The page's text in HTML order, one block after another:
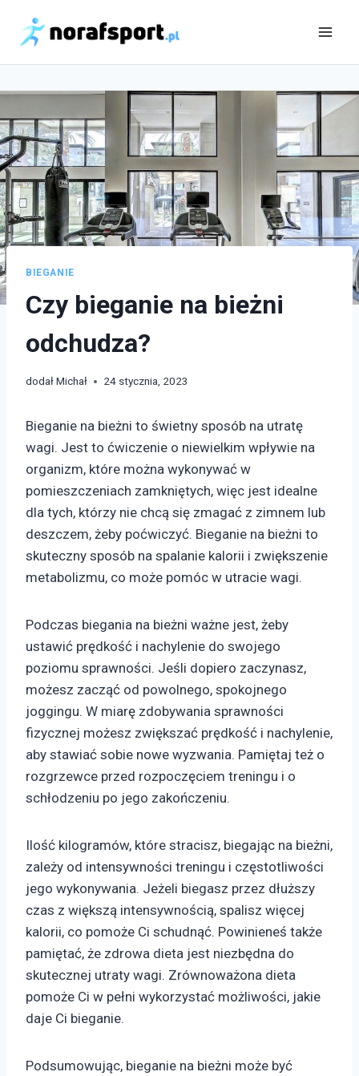
BIEGANIE
Czy bieganie na bieżni
odchudza?
dodałMichał 24 stycznia, 2023
Bieganie na bieżni to świetny sposób na utratę
wagi. Jest to ćwiczenie o niewielkim wpływie na
organizm, które można wykonywać w
pomieszczeniach zamkniętych, więc jest idealne
dla tych, którzy nie chcą się zmagać z zimnem lub
deszczem, żeby poćwiczyć. Bieganie na bieżni to
skuteczny sposób na spalanie kalorii i zwiększenie
metabolizmu, co może pomóc w utracie wagi.
Podczas biegania na bieżni ważne jest, żeby
ustawić prędkość i nachylenie do swojego
poziomu sprawności. Jeśli dopiero zaczynasz,
możesz zacząć od powolnego, spokojnego
joggingu. W miarę zdobywania sprawności
fizycznej możesz zwiększać prędkość i nachylenie,
aby stawiać sobie nowe wyzwania. Pamiętaj też o
rozgrzewce przed rozpoczęciem treningu i o
schłodzeniu po jego zakończeniu.
Ilość kilogramów, które stracisz, biegając na bieżni,
zależy od intensywności treningu i częstotliwości
jego wykonywania. Jeżeli biegasz przez dłuższy
czas z większą intensywnością, spalisz więcej
kalorii, co pomoże Ci schudnąć. Powinieneś także
pamiętać, że zdrowa dieta jest niezbędna do
skutecznej utraty wagi. Zrównoważona dieta
pomoże Ci w pełni wykorzystać możliwości, jakie
daje Ci bieganie.
Podsumowując, bieganie na bieżni może być